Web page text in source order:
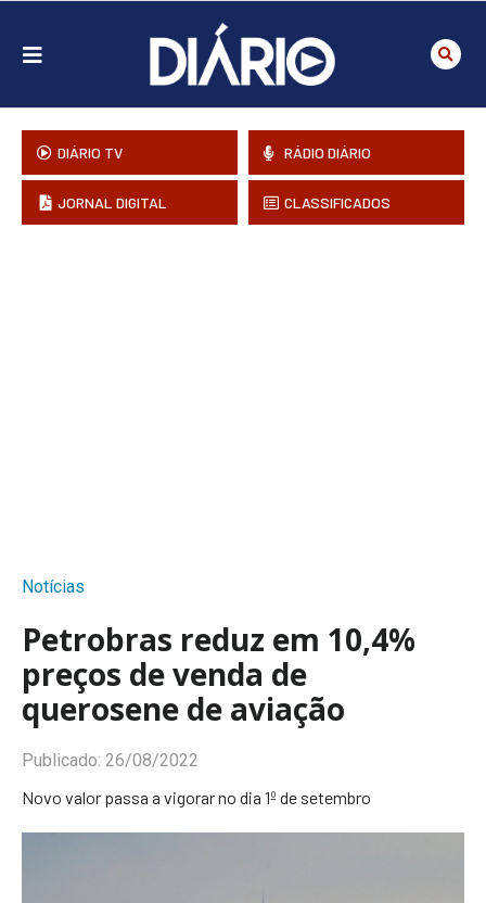
DIÁRIO TV RÁDIO DIÁRIO
JORNAL DIGITAL CLASSIFICADOS
Notícias
Petrobras reduz em 10,4%
preços de venda de
querosene de aviação
Publicado: 26/08/2022
Novo valor passa a vigorar no dia 1º de setembro